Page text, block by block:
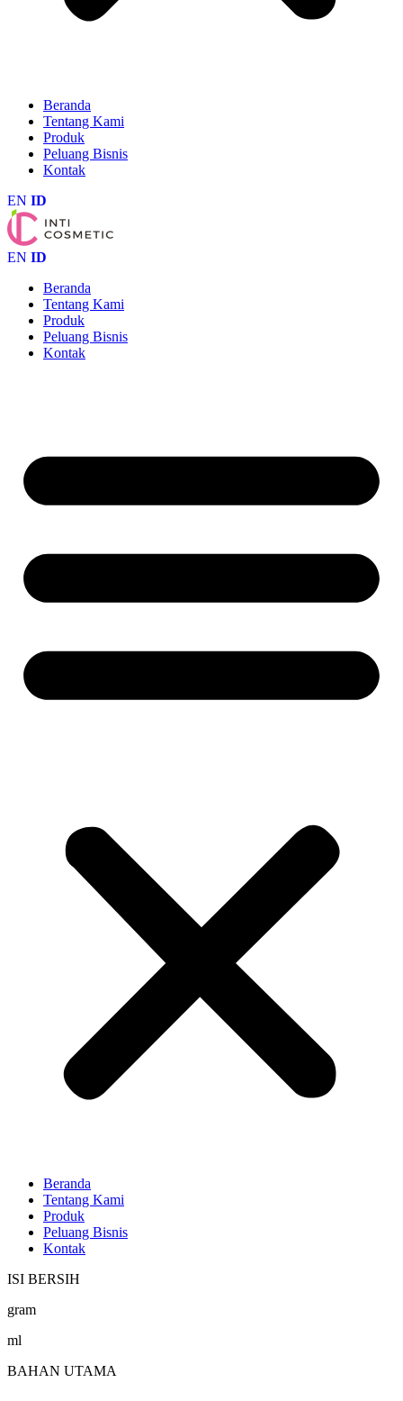
Beranda
Tentang Kami
Produk
Peluang Bisnis
Kontak
EN ID
EN ID
Beranda
Tentang Kami
Produk
Peluang Bisnis
Kontak
Beranda
Tentang Kami
Produk
Peluang Bisnis
Kontak
ISI BERSIH
gram
ml
BAHAN UTAMA